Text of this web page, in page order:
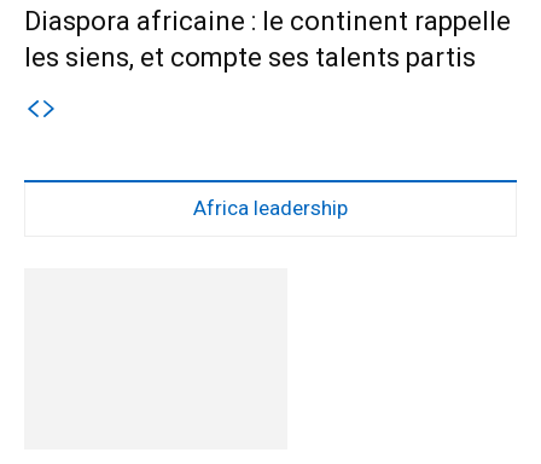
Diaspora africaine : le continent rappelle
les siens, et compte ses talents partis
Africa leadership